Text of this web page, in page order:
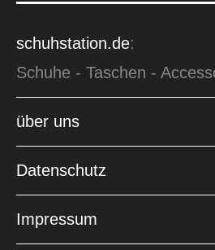
schuhstation.de:
Schuhe - Taschen -
über uns
Datenschutz
Impressum